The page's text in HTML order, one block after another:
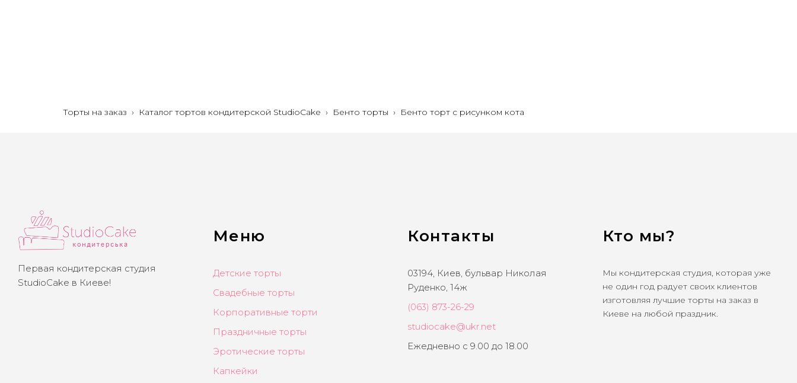
Торты на заказ › Каталог тортов кондитерской StudioCake › Бенто торты › Бенто торт с рисунком кота
Первая кондитерская студия
StudioCake в Киеве!
Меню
Детские торты
Свадебные торты
Корпоративные торти
Праздничные торты
Эротические торты
Капкейки
Контакты
03194, Киев, бульвар Николая
Руденко, 14ж
(063) 873-26-29
studiocake@ukr.net
Ежедневно с 9.00 до 18.00
Кто мы?
Мы кондитерская студия, которая уже
не один год радует своих клиентов
изготовляя лучшие торты на заказ в
Киеве на любой праздник.